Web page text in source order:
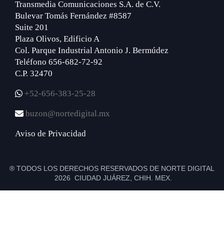
Transmedia Comunicaciones S.A. de C.V.
Bulevar Tomás Fernández #8587
Suite 201
Plaza Olivos, Edificio A
Col. Parque Industrial Antonio J. Bermúdez
Teléfono 656-682-72-92
C.P. 32470
+52-656-383-25-28
buzon@nortedigital.mx
Aviso de Privacidad
® TODOS LOS DERECHOS RESERVADOS DE NORTE DIGITAL
2026 CIUDAD JUÁREZ, CHIH. MEX.